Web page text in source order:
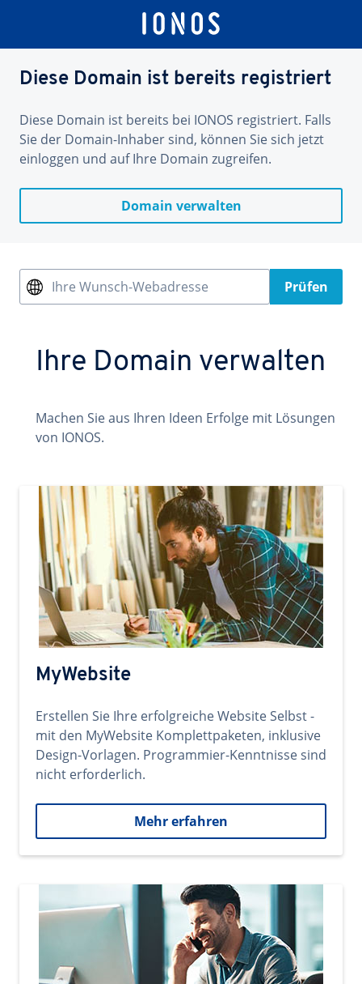
Diese Domain ist bereits registriert
Diese Domain ist bereits bei IONOS registriert. Falls
Sie der Domain-Inhaber sind, können Sie sich jetzt
einloggen und auf Ihre Domain zugreifen.
Domain verwalten
Ihre Wunsch-Webadresse Prüfen
Ihre Domain verwalten
Machen Sie aus Ihren Ideen Erfolge mit Lösungen
von IONOS.
MyWebsite
Erstellen Sie Ihre erfolgreiche Website Selbst -
mit den MyWebsite Komplettpaketen, inklusive
Design-Vorlagen. Programmier-Kenntnisse sind
nicht erforderlich.
Mehr erfahren